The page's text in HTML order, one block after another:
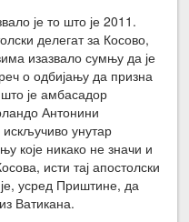
је то што је 2011.
делегат за Косово,
изазвало сумњу да је
о одбијању да призна
је амбасадор
Антонини
искључиво унутар
које никако не значи и
исти тај апостолски
усред Приштине, да
Ватикана.